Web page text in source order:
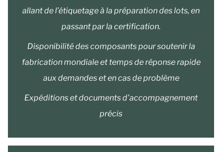
allant de l’étiquetage à la préparation des lots, en
passant par la certification.
Disponibilité des composants pour soutenir la
fabrication mondiale et temps de réponse rapide
aux demandes et en cas de problème
Expéditions et documents d’accompagnement
précis